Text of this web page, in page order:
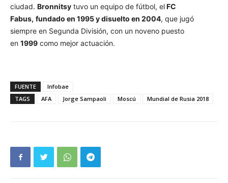
ciudad. Bronnitsy tuvo un equipo de fútbol, elFC
Fabus, fundado en 1995 y disuelto en 2004, que jugó
siempre en Segunda División, con un noveno puesto
en 1999 como mejor actuación.
FUENTE
Infobae
TAGS
AFA Jorge Sampaoli Moscú Mundial de Rusia 2018